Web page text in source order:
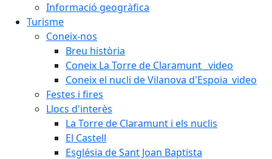
Informació geogràfica
Turisme
Coneix-nos
Breu història
Coneix La Torre de Claramunt _video
Coneix el nucli de Vilanova d'Espoia_video
Festes i fires
Llocs d'interès
La Torre de Claramunt i els nuclis
El Castell
Església de Sant Joan Baptista